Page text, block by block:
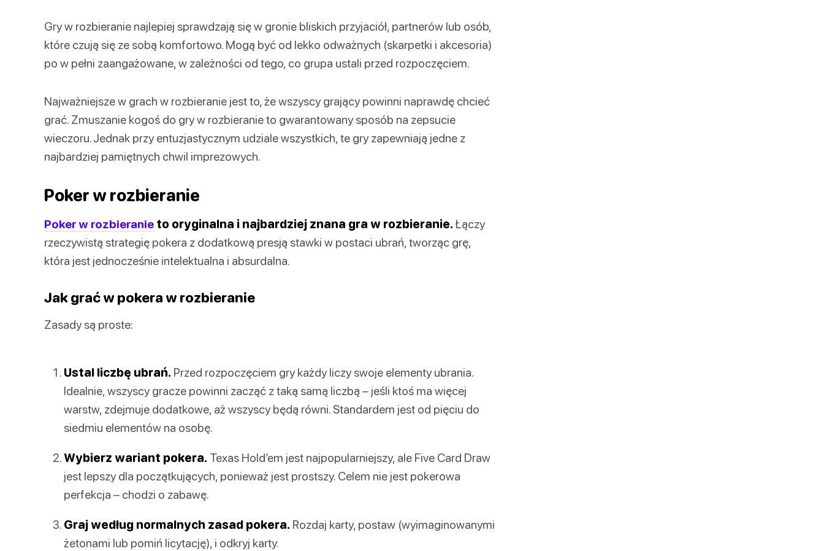
Gry w rozbieranie najlepiej sprawdzają się w gronie bliskich przyjaciół, partnerów lub osób,
które czują się ze sobą komfortowo. Mogą być od lekko odważnych (skarpetki i akcesoria)
po w pełni zaangażowane, w zależności od tego, co grupa ustali przed rozpoczęciem.
Najważniejsze w grach w rozbieranie jest to, że wszyscy grający powinni naprawdę chcieć
grać. Zmuszanie kogoś do gry w rozbieranie to gwarantowany sposób na zepsucie
wieczoru. Jednak przy entuzjastycznym udziale wszystkich, te gry zapewniają jedne z
najbardziej pamiętnych chwil imprezowych.
Poker w rozbieranie
Poker w rozbieranie to oryginalna i najbardziej znana gra w rozbieranie. Łączy
rzeczywistą strategię pokera z dodatkową presją stawki w postaci ubrań, tworząc grę,
która jest jednocześnie intelektualna i absurdalna.
Jak grać w pokera w rozbieranie
Zasady są proste:
Ustal liczbę ubrań. Przed rozpoczęciem gry każdy liczy swoje elementy ubrania.
Idealnie, wszyscy gracze powinni zacząć z taką samą liczbą – jeśli ktoś ma więcej
warstw, zdejmuje dodatkowe, aż wszyscy będą równi. Standardem jest od pięciu do
siedmiu elementów na osobę.
Wybierz wariant pokera. Texas Hold’em jest najpopularniejszy, ale Five Card Draw
jest lepszy dla początkujących, ponieważ jest prostszy. Celem nie jest pokerowa
perfekcja – chodzi o zabawę.
Graj według normalnych zasad pokera. Rozdaj karty, postaw (wyimaginowanymi
żetonami lub pomiń licytację), i odkryj karty.